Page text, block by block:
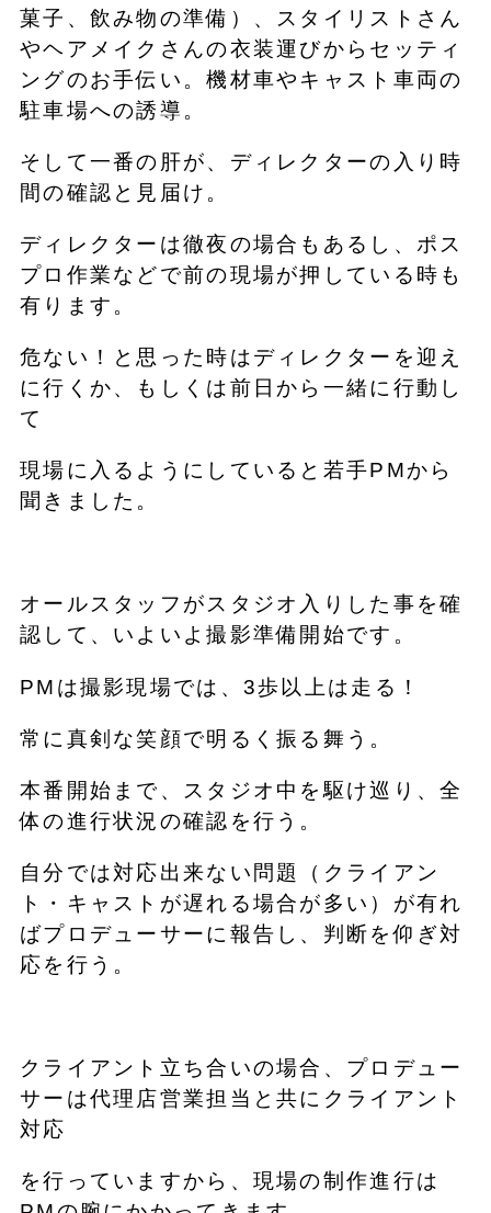
菓子、飲み物の準備）、スタイリストさん
やヘアメイクさんの衣装運びからセッティ
ングのお手伝い。機材車やキャスト車両の
駐車場への誘導。
そして一番の肝が、ディレクターの入り時
間の確認と見届け。
ディレクターは徹夜の場合もあるし、ポス
プロ作業などで前の現場が押している時も
有ります。
危ない！と思った時はディレクターを迎え
に行くか、もしくは前日から一緒に行動し
て
現場に入るようにしていると若手PMから
聞きました。
オールスタッフがスタジオ入りした事を確
認して、いよいよ撮影準備開始です。
PMは撮影現場では、3歩以上は走る！
常に真剣な笑顔で明るく振る舞う。
本番開始まで、スタジオ中を駆け巡り、全
体の進行状況の確認を行う。
自分では対応出来ない問題（クライアン
ト・キャストが遅れる場合が多い）が有れ
ばプロデューサーに報告し、判断を仰ぎ対
応を行う。
クライアント立ち合いの場合、プロデュー
サーは代理店営業担当と共にクライアント
対応
を行っていますから、現場の制作進行は